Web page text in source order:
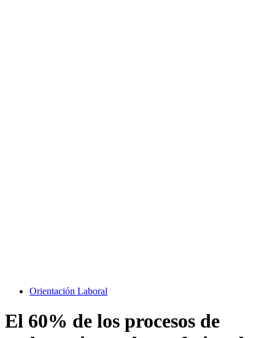
Orientación Laboral
El 60% de los procesos de